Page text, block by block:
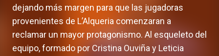
dejando más margen para que las jugadoras
provenientes de L’Alqueria comenzaran a
reclamar un mayor protagonismo. Al esqueleto del
equipo, formado por Cristina Ouviña y Leticia